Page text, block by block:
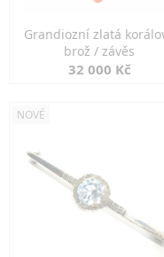
Grandiozní zlatá
brož / závěs
32 000 Kč
NOVÉ